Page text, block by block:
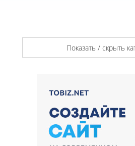
Показать / скрыть